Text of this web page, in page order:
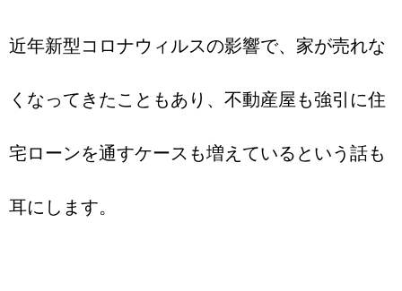
近年新型コロナウィルスの影響で、家が売れな
くなってきたこともあり、不動産屋も強引に住
宅ローンを通すケースも増えているという話も
耳にします。